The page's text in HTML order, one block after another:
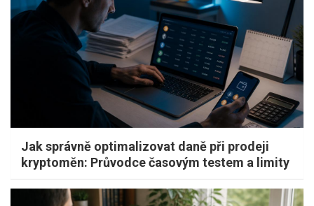
Jak správně optimalizovat daně při prodeji
kryptoměn: Průvodce časovým testem a limity